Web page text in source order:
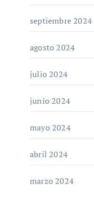
septiembre 2024
agosto 2024
julio 2024
junio 2024
mayo 2024
abril 2024
marzo 2024